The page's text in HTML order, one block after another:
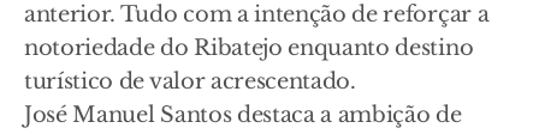
anterior. Tudo com a intenção de reforçar a
notoriedade do Ribatejo enquanto destino
turístico de valor acrescentado.
José Manuel Santos destaca a ambição de